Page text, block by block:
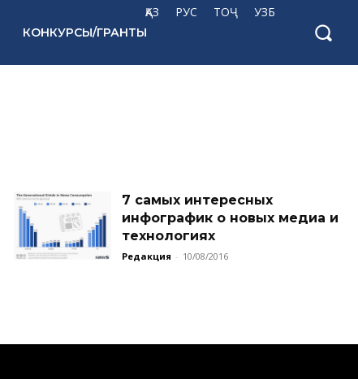
ҚАЗ РУС ТОҶ УЗБ
КОНКУРСЫ/ГРАНТЫ
7 самых интересных
инфографик о новых медиа и
технологиях
Редакция - 10/08/2016